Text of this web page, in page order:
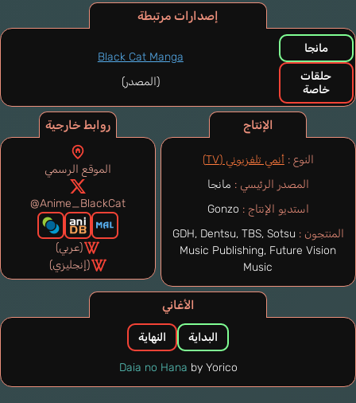
الإنتاج
النوع :أنمي تلفزيوني (TV)
المصدر الرئيسي : مانجا
استديو الإنتاج : Gonzo
المنتجون : GDH, Dentsu, TBS, Sotsu
Music Publishing, Future Vision
Music
إصدارات مرتبطة
مانجا
حلقات
خاصة
Black Cat Manga
(المصدر)
الأغاني
البداية النهاية
Daia no Hana by Yorico
روابط خارجية
الموقع الرسمي
@Anime_BlackCat
(عربي)
(إنجليزي)